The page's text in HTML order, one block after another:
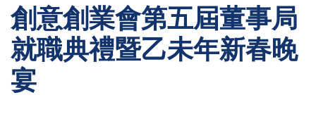
創意創業會第五屆董事局
就職典禮暨乙未年新春晚
宴